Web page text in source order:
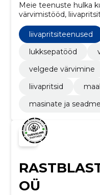
Meie teenuste hulka
värvimistööd,
värvimine ning
liivapritsiteenused
lukksepatööd
velgede värvimine
liivapritsid
masinate ja
OÜ